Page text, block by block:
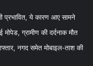
प्रभावित, ये कारण आए सामने
ग्रामीण की दर्दनाक मौत
नगद समेत मोबाइल-ताश की